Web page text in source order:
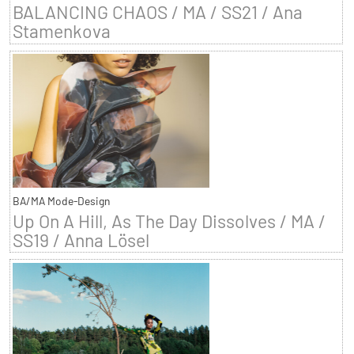
BALANCING CHAOS / MA / SS21 / Ana
Stamenkova
BA/MA Mode-Design
Up On A Hill, As The Day Dissolves / MA /
SS19 / Anna Lösel